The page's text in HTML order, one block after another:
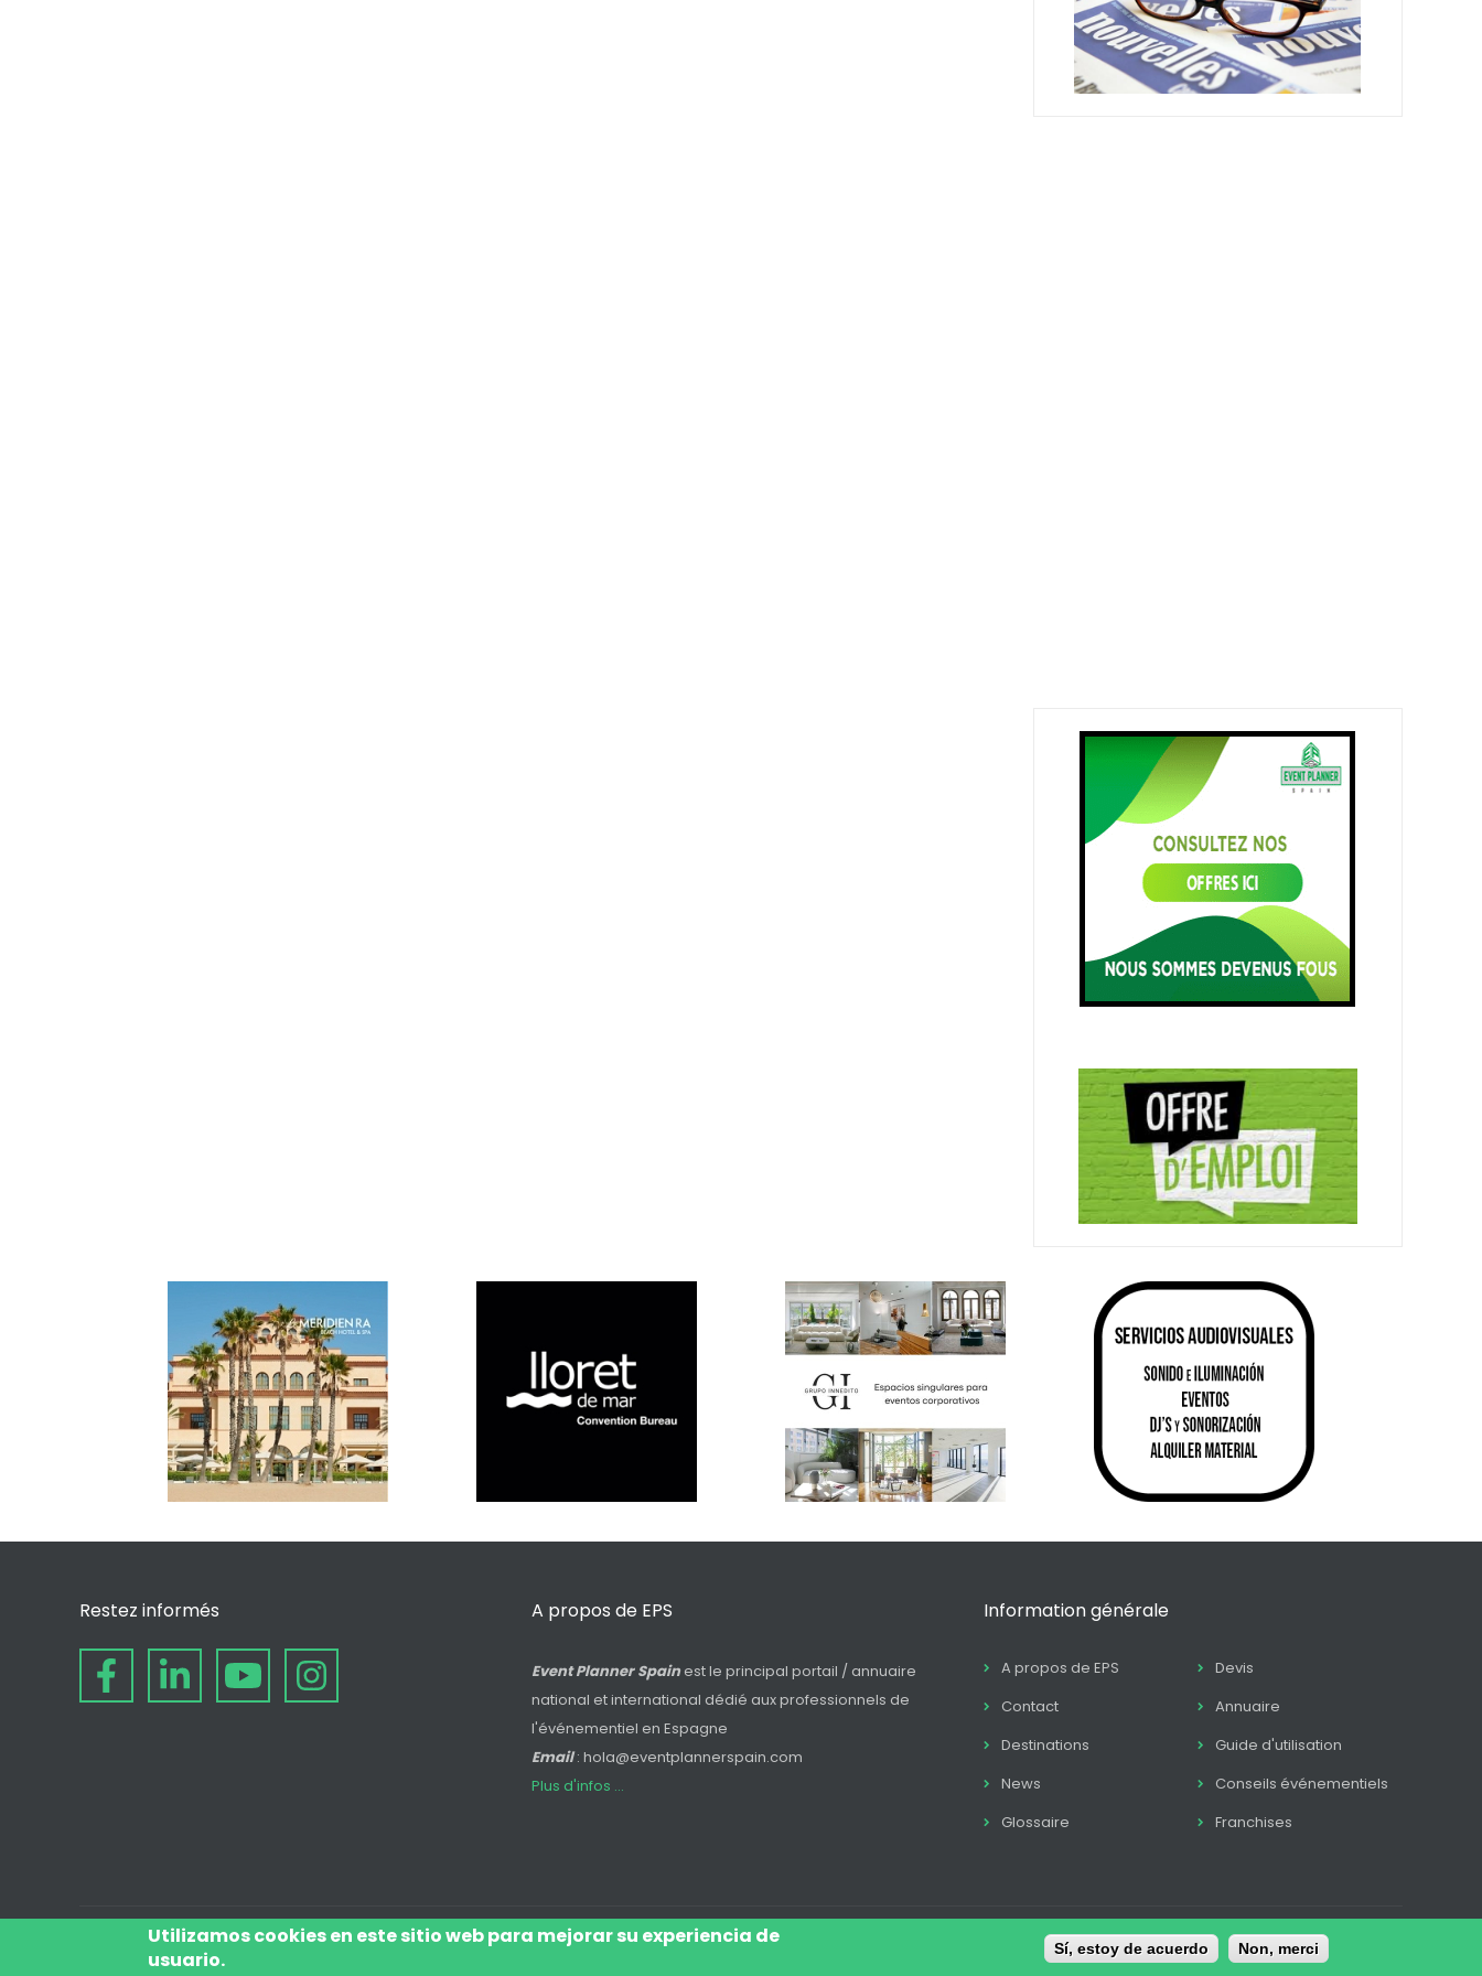
Restez informés A propos de EPS
Event Planner Spainest le principal portail / annuaire
national et international dédié aux professionnels de
l'événementiel en Espagne
Email: hola@eventplannerspain.com
Plus d'infos ...
Information générale
A propos de EPS
Devis
Contact
Annuaire
Destinations
Guide d'utilisation
News
Conseils événementiels
Glossaire
Franchises
© depuis 2006
Politique Cookie Conditions de contratation
Utilizamos cookies en este sitio web para mejorar su experiencia de
usuario.
Sí, estoy de acuerdo Non, merci